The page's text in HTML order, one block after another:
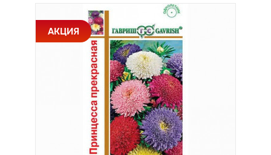
АКЦИЯ